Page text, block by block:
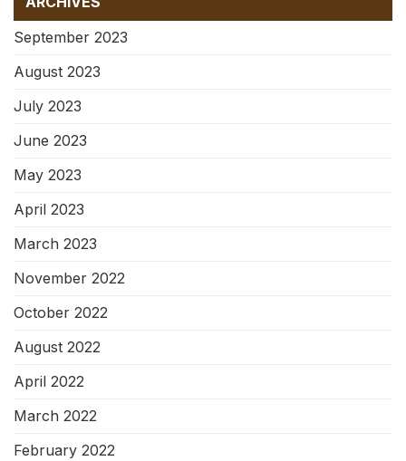
September 2023
August 2023
July 2023
June 2023
May 2023
April 2023
March 2023
November 2022
October 2022
August 2022
April 2022
March 2022
February 2022